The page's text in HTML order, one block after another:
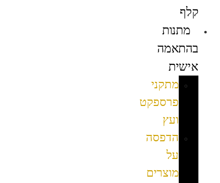
קלף
מתנות
בהתאמה
אישית
מתקני
פרספקט
ועץ
הדפסה
על
מוצרים